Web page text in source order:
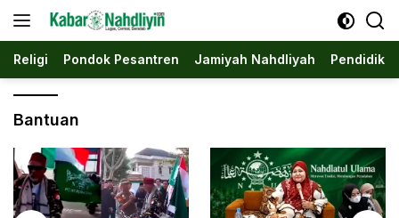
Religi Pondok Pesantren Jamiyah Nahdliyah
Bantuan